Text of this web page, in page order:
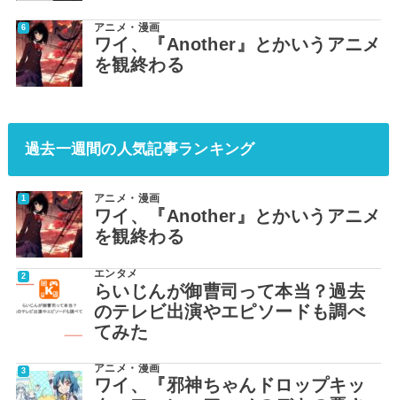
アニメ・漫画
ワイ、『Another』とかいうアニメ
を観終わる
過去一週間の人気記事ランキング
アニメ・漫画
ワイ、『Another』とかいうアニメ
を観終わる
エンタメ
らいじんが御曹司って本当？過去
のテレビ出演やエピソードも調べ
てみた
アニメ・漫画
ワイ、『邪神ちゃんドロップキッ